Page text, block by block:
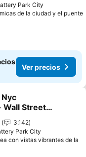
Park City
de la ciudad y el puente
Ver precios
Wall Street
3.142
Park City
con vistas vibrantes de la